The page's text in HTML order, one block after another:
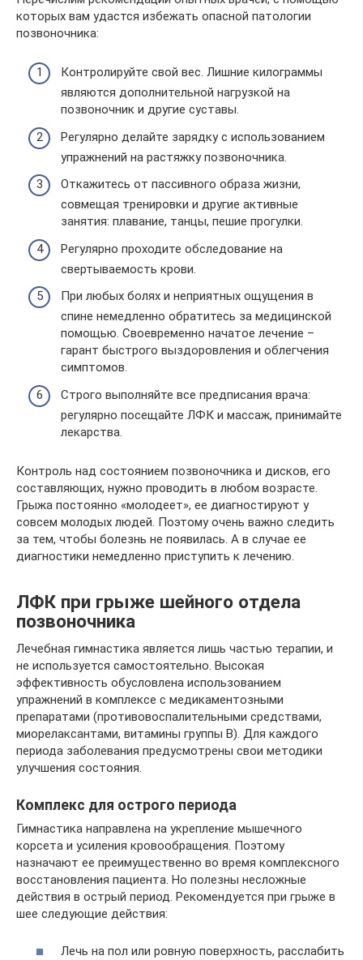
которых вам удастся избежать опасной патологии
позвоночника:
Контролируйте свой вес. Лишние килограммы
являются дополнительной нагрузкой на
позвоночник и другие суставы.
Регулярно делайте зарядку с использованием
упражнений на растяжку позвоночника.
Откажитесь от пассивного образа жизни,
совмещая тренировки и другие активные
занятия: плавание, танцы, пешие прогулки.
Регулярно проходите обследование на
свертываемость крови.
При любых болях и неприятных ощущения в
спине немедленно обратитесь за медицинской
помощью. Своевременно начатое лечение –
гарант быстрого выздоровления и облегчения
симптомов.
Строго выполняйте все предписания врача:
регулярно посещайте ЛФК и массаж, принимайте
лекарства.
Контроль над состоянием позвоночника и дисков, его
составляющих, нужно проводить в любом возрасте.
Грыжа постоянно «молодеет», ее диагностируют у
совсем молодых людей. Поэтому очень важно следить
за тем, чтобы болезнь не появилась. А в случае ее
диагностики немедленно приступить к лечению.
ЛФК при грыже шейного отдела
позвоночника
Лечебная гимнастика является лишь частью терапии, и
не используется самостоятельно. Высокая
эффективность обусловлена использованием
упражнений в комплексе с медикаментозными
препаратами (противовоспалительными средствами,
миорелаксантами, витамины группы В). Для каждого
периода заболевания предусмотрены свои методики
улучшения состояния.
Комплекс для острого периода
Гимнастика направлена на укрепление мышечного
корсета и усиления кровообращения. Поэтому
назначают ее преимущественно во время комплексного
восстановления пациента. Но полезны несложные
действия в острый период. Рекомендуется при грыже в
шее следующие действия:
Лечь на пол или ровную поверхность, расслабить